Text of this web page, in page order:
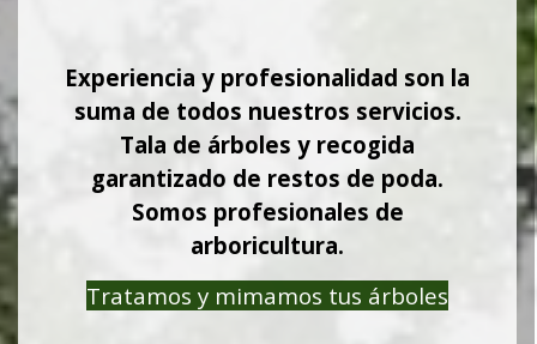
Experiencia y profesionalidad son la
suma de todos nuestros servicios.
Tala de árboles y recogida
garantizado de restos de poda.
Somos profesionales de
arboricultura.
Tratamos y mimamos tus árboles